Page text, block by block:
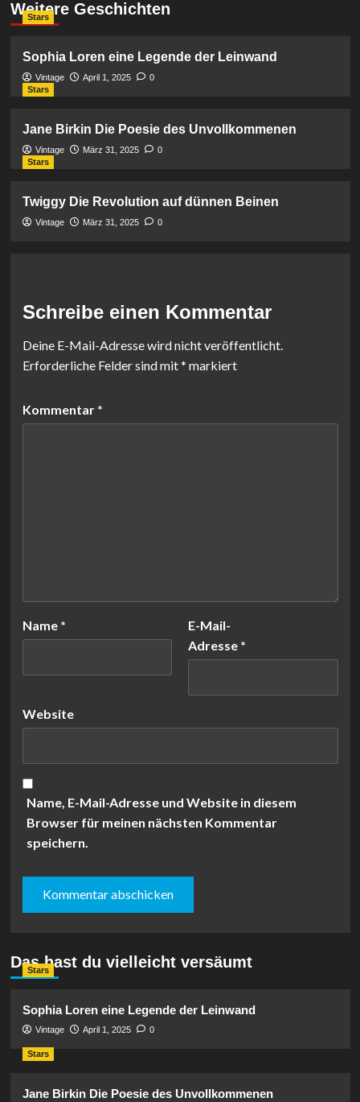
Weitere Geschichten
Stars
Sophia Loren eine Legende der Leinwand
Vintage April 1, 2025
0
Stars
Jane Birkin Die Poesie des Unvollkommenen
Vintage März 31, 2025
0
Stars
Twiggy Die Revolution auf dünnen Beinen
Vintage März 31, 2025 0
Schreibe einen Kommentar
Deine E-Mail-Adresse wird nicht veröffentlicht.
Erforderliche Felder sind mit* markiert
Kommentar *
Name *
E-Mail-
Adresse *
Website
Name, E-Mail-Adresse und Website in diesem
Browser für meinen nächsten Kommentar
speichern.
Das hast du vielleicht versäumt
Stars
Sophia Loren eine Legende der Leinwand
Vintage April 1, 2025 0
Stars
Jane Birkin Die Poesie des Unvollkommenen